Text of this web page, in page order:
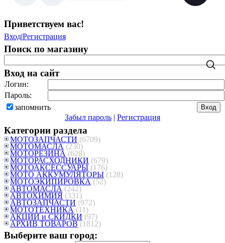
Приветствуем вас!
Вход|Регистрация
Поиск по магазину
Вход на сайт
Логин:
Пароль:
запомнить
Забыл пароль | Регистрация
Категории раздела
МОТОЗАПЧАСТИ (6709)
МОТОМАСЛА (230)
МОТОРЕЗИНА (628)
МОТОРАСХОДНИКИ (679)
МОТОАКСЕССУАРЫ (176)
МОТО АККУМУЛЯТОРЫ (128)
МОТОЭКИПИРОВКА (52)
АВТОМАСЛА (242)
АВТОХИМИЯ (331)
АВТОЗАПЧАСТИ (972)
МОТОТЕХНИКА (11)
АКЦИИ и СКИДКИ (97)
АРХИВ ТОВАРОВ (1812)
Выберите ваш город: